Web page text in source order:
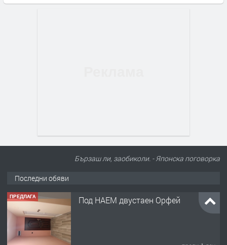
Бързаш ли, заобиколи. - Японска поговорка
Последни обяви
ПРЕДЛАГА Под НАЕМ двустаен Орфей